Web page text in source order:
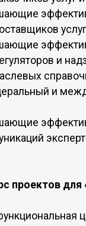
и
и
проектов для